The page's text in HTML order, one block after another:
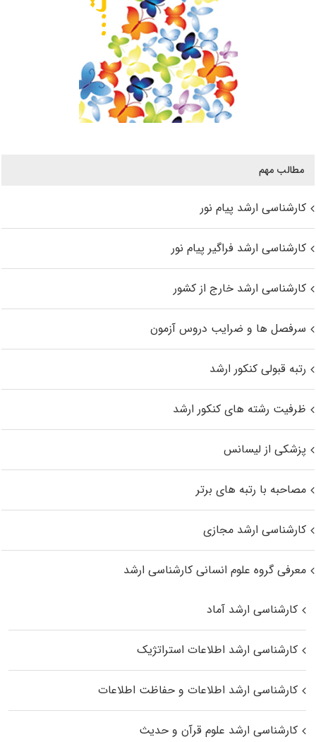
مطالب مهم
کارشناسی ارشد پیام نور
کارشناسی ارشد فراگیر پیام نور
کارشناسی ارشد خارج از کشور
سرفصل ها و ضرایب دروس آزمون
رتبه قبولی کنکور ارشد
ظرفیت رشته های کنکور ارشد
پزشکی از لیسانس
مصاحبه با رتبه های برتر
کارشناسی ارشد مجازی
معرفی گروه علوم انسانی کارشناسی ارشد
کارشناسی ارشد آماد
کارشناسی ارشد اطلاعات استراتژیک
کارشناسی ارشد اطلاعات و حفاظت اطلاعات
کارشناسی ارشد علوم قرآن و حدیث